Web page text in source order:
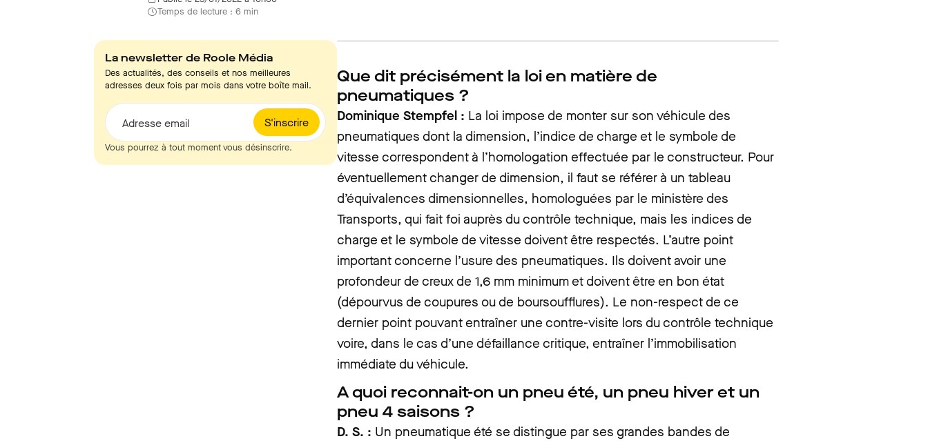
Temps de lecture : 6 min
La newsletter de Roole Média
Des actualités, des conseils et nos meilleures
adresses deux fois par mois dans votre boîte mail.
S'inscrire
Adresse email
Vous pourrez à tout moment vous désinscrire.
Que dit précisément la loi en matière de
pneumatiques ?
Dominique Stempfel : La loi impose de monter sur son véhicule des
pneumatiques dont la dimension, l’indice de charge et le symbole de
vitesse correspondent à l’homologation effectuée par le constructeur. Pour
éventuellement changer de dimension, il faut se référer à un tableau
d’équivalences dimensionnelles, homologuées par le ministère des
Transports, qui fait foi auprès du contrôle technique, mais les indices de
charge et le symbole de vitesse doivent être respectés. L’autre point
important concerne l’usure des pneumatiques. Ils doivent avoir une
profondeur de creux de 1,6 mm minimum et doivent être en bon état
(dépourvus de coupures ou de boursoufflures). Le non-respect de ce
dernier point pouvant entraîner une contre-visite lors du contrôle technique
voire, dans le cas d’une défaillance critique, entraîner l’immobilisation
immédiate du véhicule.
A quoi reconnait-on un pneu été, un pneu hiver et un
pneu 4 saisons ?
D. S. : Un pneumatique été se distingue par ses grandes bandes de